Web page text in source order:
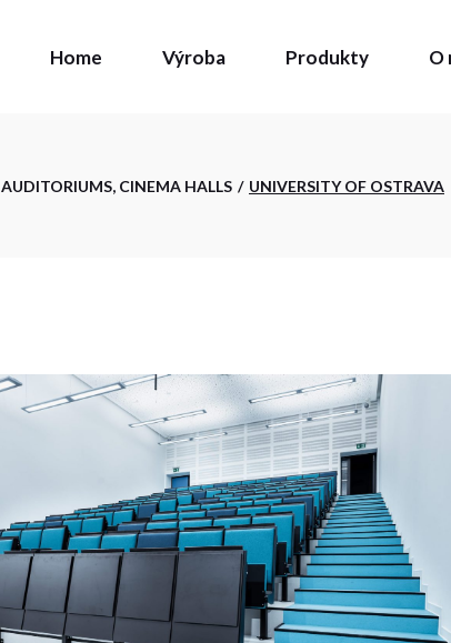
Home Výroba
Konstrukce / vývoj
Produkty O
Konstrukce / vývoj
AUDITORIUMS, CINEMA HALLS UNIVERSITY OF OSTRAVA